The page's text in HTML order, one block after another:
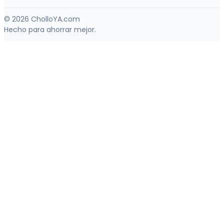
© 2026 CholloYA.com
Hecho para ahorrar mejor.